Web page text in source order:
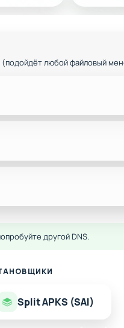
(подойдёт любой файловый
другой DNS.
Split APKS (SAI)